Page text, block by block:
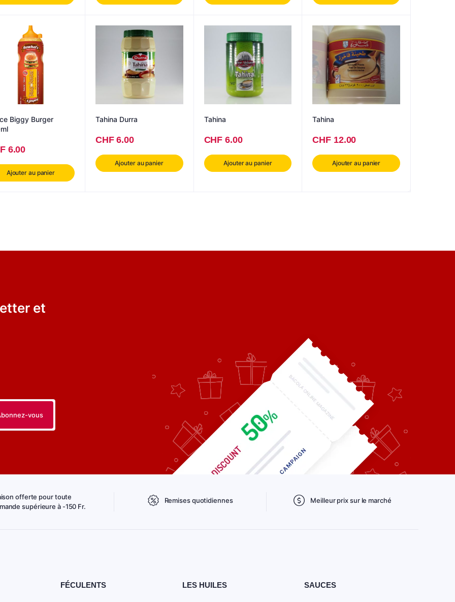
Biggy Burger
6.00
Ajouter au panier
Tahina Durra
CHF6.00
Ajouter au panier
Tahina
CHF 6.00
Ajouter au panier
Tahina
CHF12.00
Ajouter au panier
et
offerte pour toute
supérieure à -150 Fr.
Remises quotidiennes Meilleur prix sur le marché
FÉCULENTS LES HUILES SAUCES